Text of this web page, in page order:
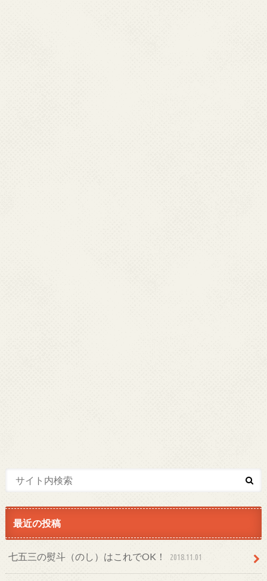
最近の投稿
七五三の熨斗（のし）はこれでOK！ 2018.11.01